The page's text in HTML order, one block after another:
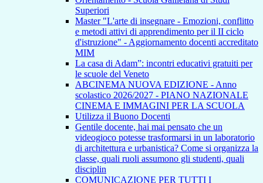
Superiori
Master "L'arte di insegnare - Emozioni, conflitto
e metodi attivi di apprendimento per il II ciclo
d'istruzione" - Aggiornamento docenti accreditato
MIM
La casa di Adam”: incontri educativi gratuiti per
le scuole del Veneto
ABCINEMA NUOVA EDIZIONE - Anno
scolastico 2026/2027 - PIANO NAZIONALE
CINEMA E IMMAGINI PER LA SCUOLA
Utilizza il Buono Docenti
Gentile docente, hai mai pensato che un
videogioco potesse trasformarsi in un laboratorio
di architettura e urbanistica? Come si organizza la
classe, quali ruoli assumono gli studenti, quali
disciplin
COMUNICAZIONE PER TUTTI I